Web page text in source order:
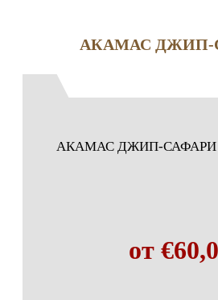
АКАМАС ДЖИП-
АКАМАС ДЖИП-САФАРИ
от